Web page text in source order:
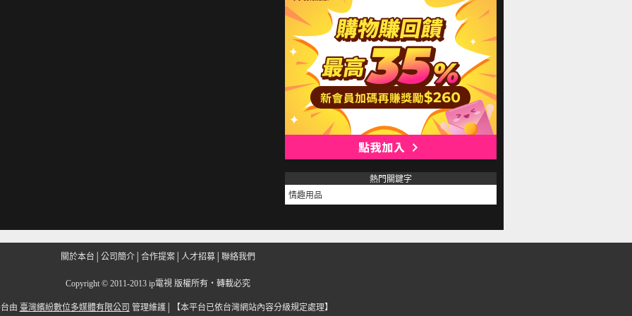
熱門關鍵字
情趣用品
關於本台 公司簡介 合作提案 人才招募 聯絡我們
Copyright © 2011-2013 ip電視 版權所有‧轉載必究
由 臺灣繽紛數位多媒體有限公司 管理維護│ 【本平台已依台灣網站內容分級規定處理】